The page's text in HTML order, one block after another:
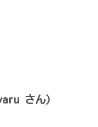
さん）